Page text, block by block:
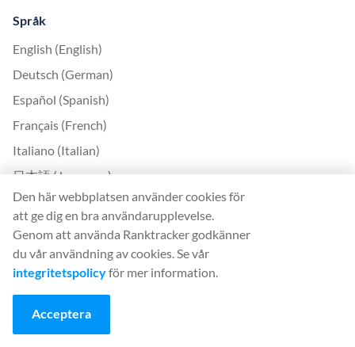
Språk
English (English)
Deutsch (German)
Español (Spanish)
Français (French)
Italiano (Italian)
日本語 (Japanese)
Nederlands (Nederlands)
Polski (Polish)
Português (Portuguese)
Svenska (Swedish)
Den här webbplatsen använder cookies för
att ge dig en bra användarupplevelse.
Genom att använda Ranktracker godkänner
du vår användning av cookies. Se vår
integritetspolicyför mer information.
Acceptera